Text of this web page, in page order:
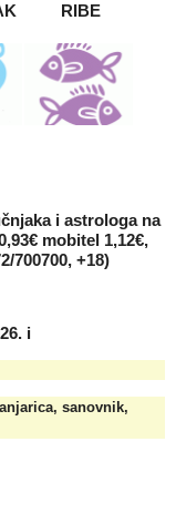
RIBE
i astrologa na
mobitel 1,12€,
700700, +18)
i
sanovnik,